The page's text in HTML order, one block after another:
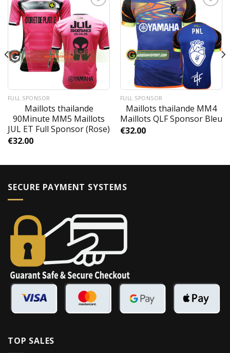
FULL SPONSOR
Maillots thailande
90Minute MM5 Maillots
JUL ET Full Sponsor (Rose)
€32.00
FULL SPONSOR
Maillots thailande MM4
Maillots QLF Sponsor Bleu
€32.00
SECURE PAYMENT SYSTEMS
TOP SALES